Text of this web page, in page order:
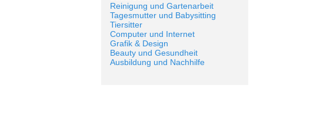
Reinigung und Gartenarbeit
Tagesmutter und Babysitting
Tiersitter
Computer und Internet
Grafik & Design
Beauty und Gesundheit
Ausbildung und Nachhilfe